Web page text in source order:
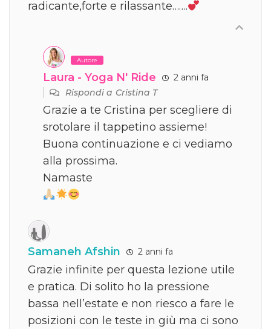
radicante,forte e rilassante…….
Autore
Laura - Yoga N' Ride
2 anni fa
Rispondi aCristina T
Grazie a te Cristina per scegliere di
srotolare il tappetino assieme!
Buona continuazione e ci vediamo
alla prossima.
Namaste
Samaneh Afshin 2 anni fa
Grazie infinite per questa lezione utile
e pratica. Di solito ho la pressione
bassa nell’estate e non riesco a fare le
posizioni con le teste in giù ma ci sono